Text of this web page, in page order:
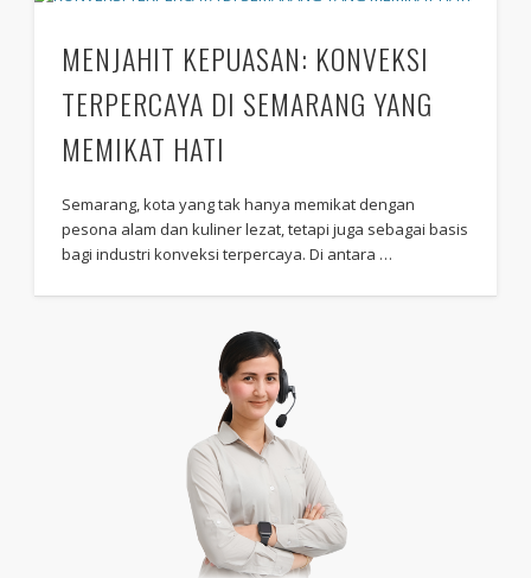
MENJAHIT KEPUASAN: KONVEKSI
TERPERCAYA DI SEMARANG YANG
MEMIKAT HATI
Semarang, kota yang tak hanya memikat dengan
pesona alam dan kuliner lezat, tetapi juga sebagai basis
bagi industri konveksi terpercaya. Di antara …